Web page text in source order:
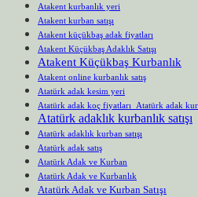
Atakent kurbanlık yeri
Atakent kurban satışı
Atakent küçükbaş adak fiyatları
Atakent Küçükbaş Adaklık Satışı
Atakent Küçükbaş Kurbanlık
Atakent online kurbanlık satış
Atatürk adak kesim yeri
Atatürk adak koç fiyatları Atatürk adak
Atatürk adaklık kurbanlık satışı
Atatürk adaklık kurban satışı
Atatürk adak satış
Atatürk Adak ve Kurban
Atatürk Adak ve Kurbanlık
Atatürk Adak ve Kurban Satışı